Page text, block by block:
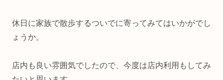
休日に家族で散歩するついでに寄ってみてはいかがでし
ょうか。
店内も良い雰囲気でしたので、今度は店内利用もしてみ